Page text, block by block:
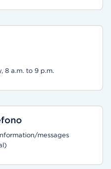
8 a.m. to 9 p.m.
messages